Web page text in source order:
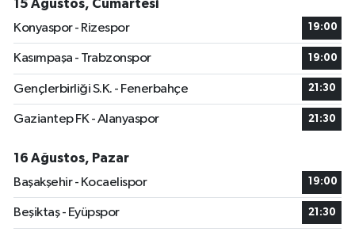
15 Ağustos, Cumartesi
Konyaspor - Rizespor
19:00
Kasımpaşa - Trabzonspor 19:00
Gençlerbirliği S.K. - Fenerbahçe 21:30
Gaziantep FK - Alanyaspor 21:30
16 Ağustos, Pazar
Başakşehir - Kocaelispor
19:00
Beşiktaş - Eyüpspor 21:30